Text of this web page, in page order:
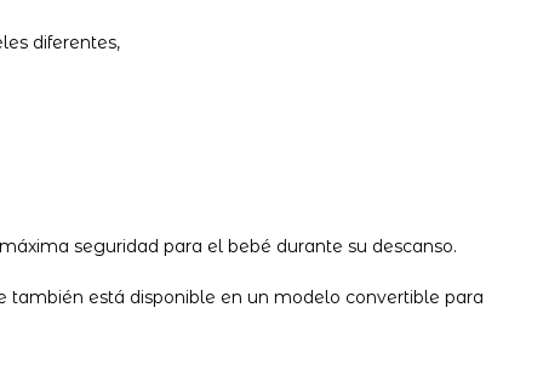
diferentes,
seguridad para el bebé durante su descanso.
también está disponible en un modelo convertible para